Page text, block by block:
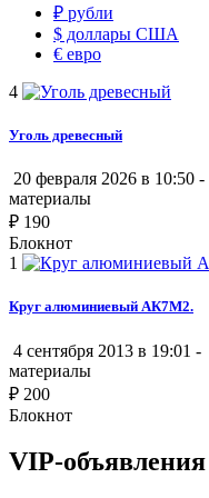
₽ рубли
$ доллары США
€ евро
4
Уголь древесный
20 февраля 2026 в 10:50 -
материалы
₽ 190
Блокнот
1
Круг алюминиевый АК7М2.
4 сентября 2013 в 19:01 -
материалы
₽ 200
Блокнот
VIP-объявления